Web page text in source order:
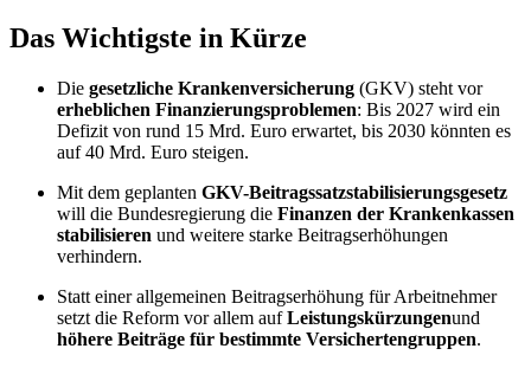
Das Wichtigste in Kürze
Die gesetzliche Krankenversicherung (GKV) steht vor
erheblichen Finanzierungsproblemen: Bis 2027 wird ein
Defizit von rund 15 Mrd. Euro erwartet, bis 2030 könnten es
auf 40 Mrd. Euro steigen.
Mit dem geplanten GKV-Beitragssatzstabilisierungsgesetz
will die Bundesregierung die Finanzen der Krankenkassen
stabilisieren und weitere starke Beitragserhöhungen
verhindern.
Statt einer allgemeinen Beitragserhöhung für Arbeitnehmer
setzt die Reform vor allem aufLeistungskürzungenund
höhere Beiträge für bestimmte Versichertengruppen.